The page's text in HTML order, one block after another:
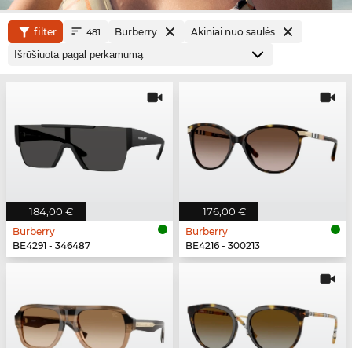
filter 481 Burberry Akiniai nuo saulės
184,00 €
Burberry
BE4291 - 346487
176,00 €
Burberry
BE4216 - 300213